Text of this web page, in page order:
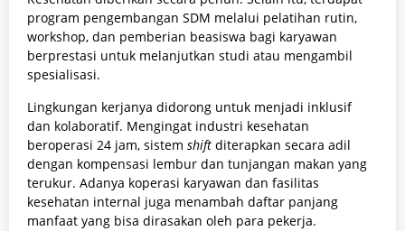
program pengembangan SDM melalui pelatihan rutin,
workshop, dan pemberian beasiswa bagi karyawan
berprestasi untuk melanjutkan studi atau mengambil
spesialisasi.
Lingkungan kerjanya didorong untuk menjadi inklusif
dan kolaboratif. Mengingat industri kesehatan
beroperasi 24 jam, sistem shift diterapkan secara adil
dengan kompensasi lembur dan tunjangan makan yang
terukur. Adanya koperasi karyawan dan fasilitas
kesehatan internal juga menambah daftar panjang
manfaat yang bisa dirasakan oleh para pekerja.